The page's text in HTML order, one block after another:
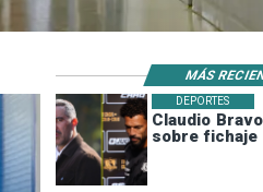
Claudio
sobre fichaje
DEPORTES
MÁS